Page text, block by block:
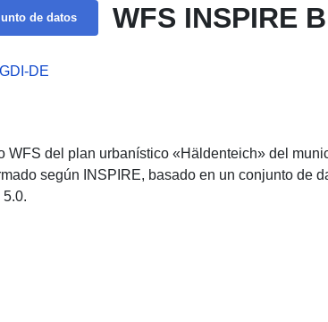
de datos WFS INSPIRE
GDI-DE
WFS del plan urbanístico «Häldenteich» del
según INSPIRE, basado en un conjunto de